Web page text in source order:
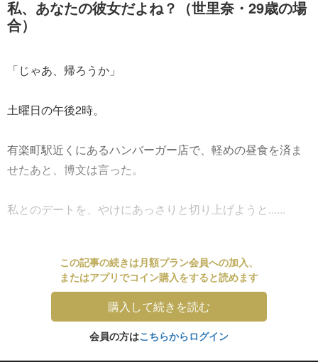
私、あなたの彼女だよね？（世里奈・29歳の場
合）
「じゃあ、帰ろうか」
土曜日の午後2時。
有楽町駅近くにあるハンバーガー店で、軽めの昼食を済ま
せたあと、博文は言った。
私とのデートを、やけにあっさりと切り上げようと......
この記事の続きは月額プラン会員への加入、
またはアプリでコイン購入をすると読めます
購入して続きを読む
会員の方はこちらからログイン